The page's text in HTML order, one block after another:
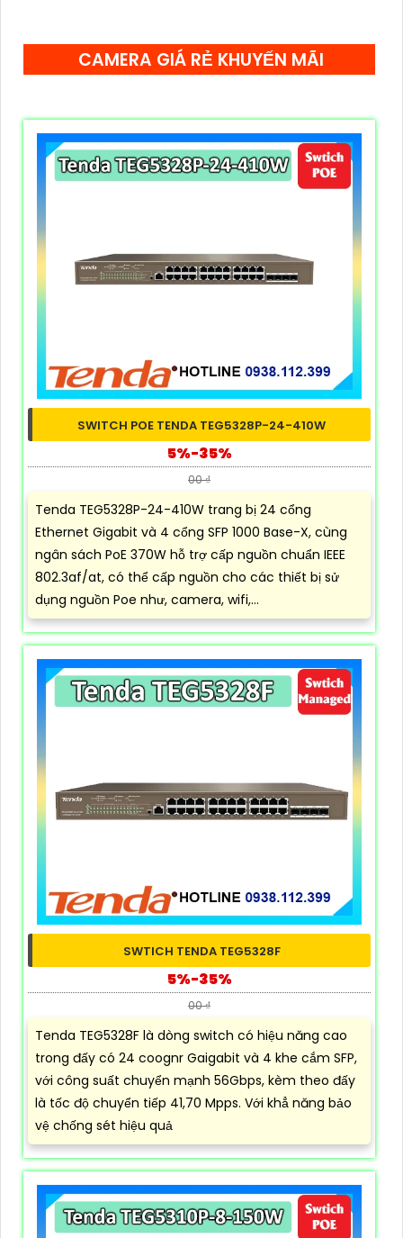
CAMERA GIÁ RẺ KHUYẾN MÃI
SWITCH POE TENDA TEG5328P-24-410W
5%-35%
00 ₫
Tenda TEG5328P-24-410W trang bị 24 cổng
Ethernet Gigabit và 4 cổng SFP 1000 Base-X, cùng
ngân sách PoE 370W hỗ trợ cấp nguồn chuẩn IEEE
802.3af/at, có thể cấp nguồn cho các thiết bị sử
dụng nguồn Poe như, camera, wifi,...
SWTICH TENDA TEG5328F
5%-35%
00 ₫
Tenda TEG5328F là dòng switch có hiệu năng cao
trong đấy có 24 coognr Gaigabit và 4 khe cắm SFP,
với công suất chuyển mạnh 56Gbps, kèm theo đấy
là tốc độ chuyển tiếp 41,70 Mpps. Với khẳ năng bảo
vệ chống sét hiệu quả